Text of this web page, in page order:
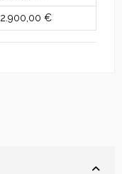
2.900,00 €